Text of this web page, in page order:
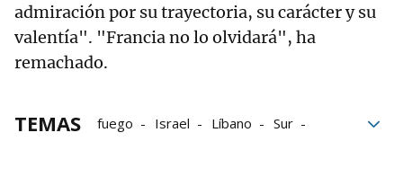
admiración por su trayectoria, su carácter y su
valentía". "Francia no lo olvidará", ha
remachado.
TEMAS fuego Israel Líbano
Sur